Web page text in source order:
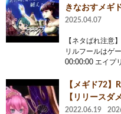
きなおすメギ
2025.04.07
【ネタばれ注意
リルフールはゲ
00:00:00 エイプ
【メギド72】
【リリースダ
2022.06.19